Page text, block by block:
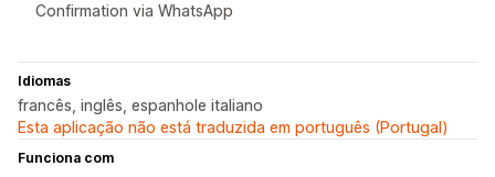
Confirmation via WhatsApp
Idiomas
francês, inglês, espanhole italiano
Esta aplicação não está traduzida em português (Portugal)
Funciona com